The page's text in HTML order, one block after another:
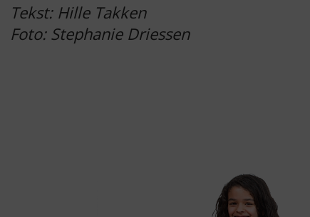
Tekst: Hille Takken
Foto: Stephanie Driessen